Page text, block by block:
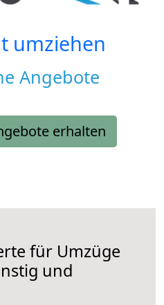
umziehen
Angebote
erhalten
für Umzüge
und